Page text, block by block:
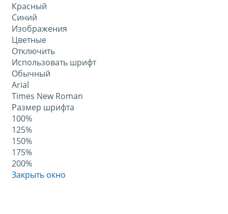
Красный
Синий
Изображения
Цветные
Отключить
Использовать шрифт
Обычный
Arial
Times New Roman
Размер шрифта
100%
125%
150%
175%
200%
Закрыть окно